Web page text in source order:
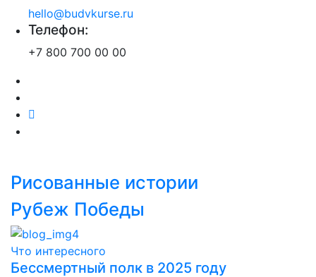
hello@budvkurse.ru
Телефон:
+7 800 700 00 00
Рисованные истории
Рубеж Победы
Что интересного
Бессмертный полк в 2025 году